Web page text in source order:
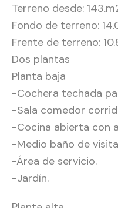
Terreno desde:
Fondo de terreno:
Frente de terreno:
Dos plantas
Planta baja
-Cochera techada
-Sala comedor
-Cocina abierta con
-Medio baño de
-Área de servicio.
-Jardín.